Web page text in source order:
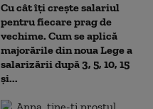
Cu cât îți crește salariul
pentru fiecare prag de
vechime. Cum se aplică
majorările din noua Lege a
salarizării după 3, 5, 10, 15
și...